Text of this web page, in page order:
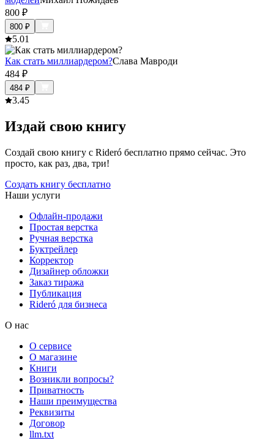
800 ₽
800 ₽
5.01
Как стать миллиардером?Слава Мавроди
484 ₽
484 ₽
3.45
Издай свою книгу
Создай свою книгу с Rideró бесплатно прямо сейчас. Это
просто, как раз, два, три!
Создать книгу бесплатно
Наши услуги
Офлайн-продажи
Простая верстка
Ручная верстка
Буктрейлер
Корректор
Дизайнер обложки
Заказ тиража
Публикация
Rideró для бизнеса
О нас
О сервисе
О магазине
Книги
Возникли вопросы?
Приватность
Наши преимущества
Реквизиты
Договор
llm.txt